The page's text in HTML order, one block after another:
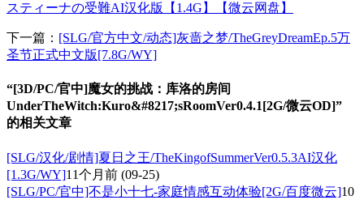
スティーナの受難AI汉化版【1.4G】【微云网盘】
下一篇： [SLG/官方中文/动态]灰啬之梦/TheGreyDreamEp.5万
圣节正式中文版[7.8G/WY]
“[3D/PC/官中]魔女的挑战：库洛的房间
UnderTheWitch:Kuro&#8217;sRoomVer0.4.1[2G/微云OD]”
的相关文章
[SLG/汉化/剧情]夏日之王/TheKingofSummerVer0.5.3AI汉化
[1.3G/WY]11个月前 (09-25)
[SLG/PC/官中]不是小十七-家庭情感互动体验[2G/百度微云]10